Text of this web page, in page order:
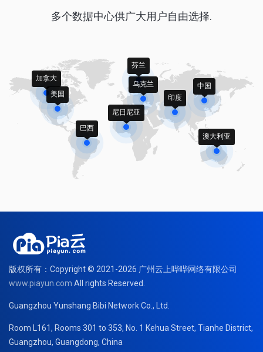
多个数据中心供广大用户自由选择.
版权所有：Copyright © 2021-2026 广州云上哔哔网络有限公司
www.piayun.com All rights Reserved.
Guangzhou Yunshang Bibi Network Co., Ltd.
Room L161, Rooms 301 to 353, No. 1 Kehua Street, Tianhe District,
Guangzhou, Guangdong, China
加拿大
美国
巴西
尼日尼亚
芬兰
乌克兰
印度
中国
澳大利亚